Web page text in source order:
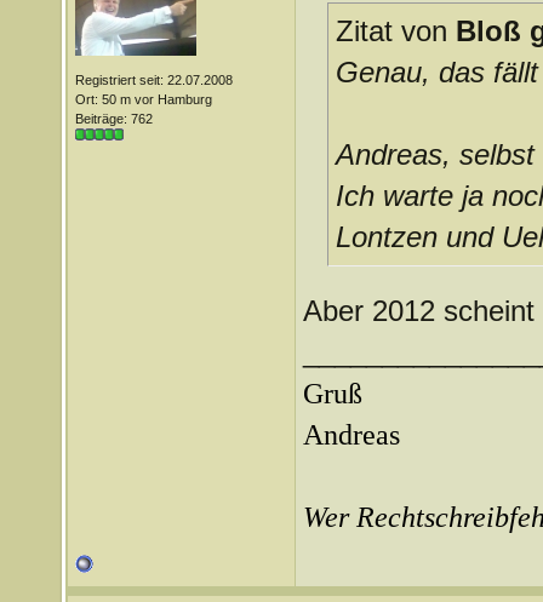
Registriert seit: 22.07.2008
Ort: 50 m vor Hamburg
Beiträge: 762
Zitat von Bloß
Genau, das
Andreas,
Ich warte ja
Lontzen und
Aber 2012
Gruß
Andreas
Wer